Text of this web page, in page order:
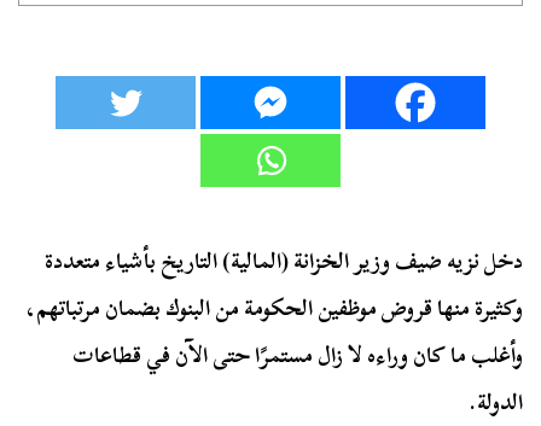
دخل نزيه ضيف وزير الخزانة (المالية) التاريخ بأشياء متعددة
وكثيرة منها قروض موظفين الحكومة من البنوك بضمان مرتباتهم،
وأغلب ما كان وراءه لا زال مستمرًا حتى الآن في قطاعات
الدولة.